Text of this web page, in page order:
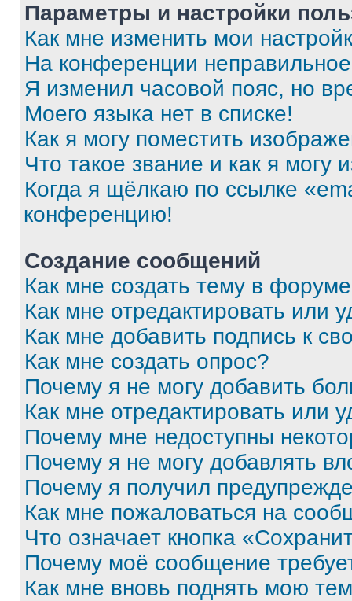
Параметры и настройки
Как мне изменить мои
На конференции
Я изменил часовой пояс, но
Моего языка нет в списке!
Как я могу поместить
Что такое звание и как я могу
Когда я щёлкаю по ссылке
конференцию!
Создание сообщений
Как мне создать тему в
Как мне отредактировать или
Как мне добавить подпись к
Как мне создать опрос?
Почему я не могу добавить
Как мне отредактировать или
Почему мне недоступны
Почему я не могу добавлять
Почему я получил
Как мне пожаловаться на
Что означает кнопка
Почему моё сообщение
Как мне вновь поднять мою